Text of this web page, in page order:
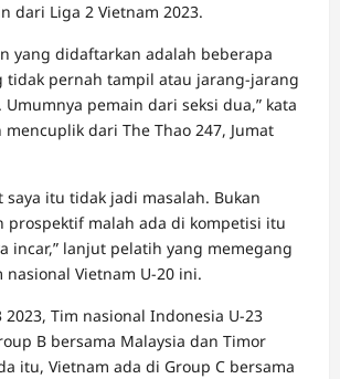
dari Liga 2 Vietnam 2023.
yang didaftarkan adalah beberapa
tidak pernah tampil atau jarang-jarang
pemain dari seksi dua,” kata
mencuplik dari The Thao 247, Jumat
saya itu tidak jadi masalah. Bukan
prospektif malah ada di kompetisi itu
incar,” lanjut pelatih yang memegang
Vietnam U-20 ini.
2023, Tim nasional Indonesia U-23
B bersama Malaysia dan Timor
itu, Vietnam ada di Group C bersama